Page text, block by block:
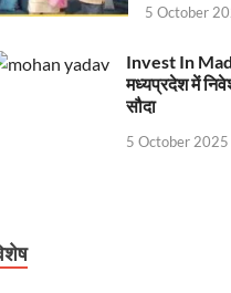
5 October
Invest In
मध्यप्रदेश में
सौदा
5 October 2025